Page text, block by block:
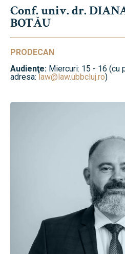
Conf. univ. dr.
BOTĂU
PRODECAN
Audienţe: Miercuri: 15 - 16 (cu
adresa: law@law.ubbcluj.ro)